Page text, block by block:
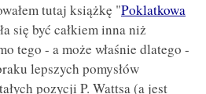
tutaj książkę "Poklatkowa
się być całkiem inna niż
tego - a może właśnie dlatego -
lepszych pomysłów
pozycji P. Wattsa (a jest